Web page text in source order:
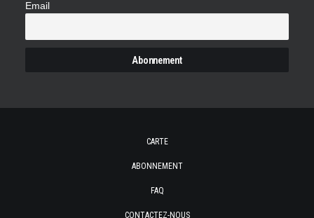
Email
CARTE
ABONNEMENT
FAQ
CONTACTEZ-NOUS